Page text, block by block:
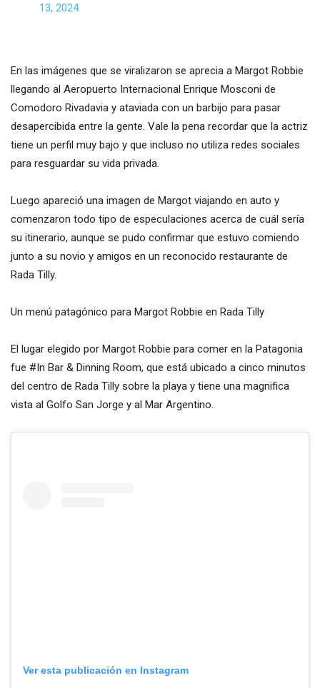
13, 2024
En las imágenes que se viralizaron se aprecia a Margot Robbie
llegando al Aeropuerto Internacional Enrique Mosconi de
Comodoro Rivadavia y ataviada con un barbijo para pasar
desapercibida entre la gente. Vale la pena recordar que la actriz
tiene un perfil muy bajo y que incluso no utiliza redes sociales
para resguardar su vida privada.
Luego apareció una imagen de Margot viajando en auto y
comenzaron todo tipo de especulaciones acerca de cuál sería
su itinerario, aunque se pudo confirmar que estuvo comiendo
junto a su novio y amigos en un reconocido restaurante de
Rada Tilly.
Un menú patagónico para Margot Robbie en Rada Tilly
El lugar elegido por Margot Robbie para comer en la Patagonia
fue #In Bar & Dinning Room, que está ubicado a cinco minutos
del centro de Rada Tilly sobre la playa y tiene una magnifica
vista al Golfo San Jorge y al Mar Argentino.
Ver esta publicación en Instagram